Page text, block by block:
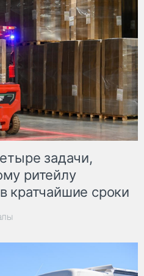
задачи,
ритейлу
кратчайшие сроки